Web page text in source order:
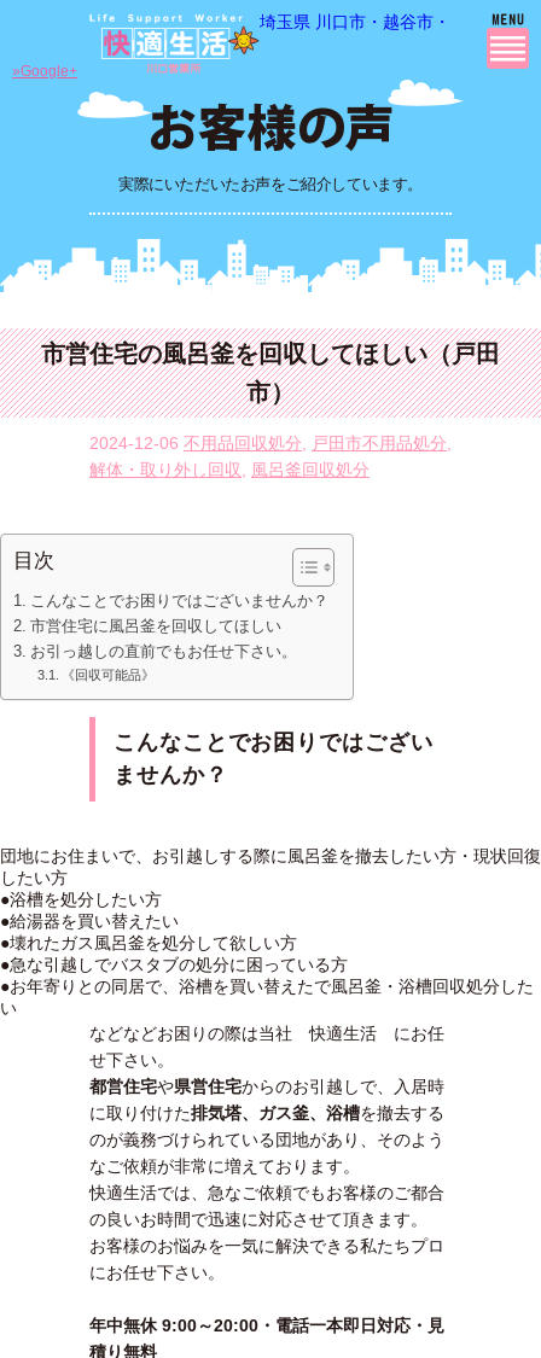
埼玉県 川口市・越谷市・さいたま
実際にいただいたお声をご紹介しています。
»Google+
市営住宅の風呂釜を回収してほしい（戸田
市）
2024-12-06 不用品回収処分 戸田市不用品処分
解体・取り外し回収
風呂釜回収処分
目次
こんなことでお困りではございませんか？
市営住宅に風呂釜を回収してほしい
お引っ越しの直前でもお任せ下さい。
《回収可能品》
こんなことでお困りではござい
ませんか？
団地にお住まいで、お引越しする際に風呂釜を撤去したい方・現状回復
したい方
●浴槽を処分したい方
●給湯器を買い替えたい
●壊れたガス風呂釜を処分して欲しい方
●急な引越しでバスタブの処分に困っている方
●お年寄りとの同居で、浴槽を買い替えたで風呂釜・浴槽回収処分した
い
などなどお困りの際は当社 快適生活 にお任
せ下さい。
都営住宅や県営住宅からのお引越しで、入居時
に取り付けた排気塔、ガス釜、浴槽を撤去する
のが義務づけられている団地があり、そのよう
なご依頼が非常に増えております。
快適生活では、急なご依頼でもお客様のご都合
の良いお時間で迅速に対応させて頂きます。
お客様のお悩みを一気に解決できる私たちプロ
にお任せ下さい。
年中無休 9:00～20:00・電話一本即日対応・見
積り無料